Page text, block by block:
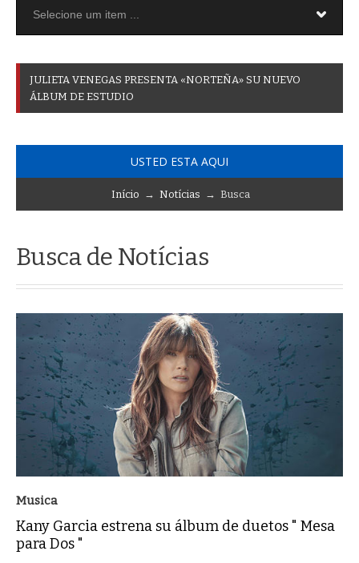
A_
USTED ESTA AQUI
Início→Notícias→ Busca
Busca de Notícias
Kany Garcia estrena su álbum de duetos " Mesa
para Dos "
La multi-premiada cantante y compositora nos deleita con su